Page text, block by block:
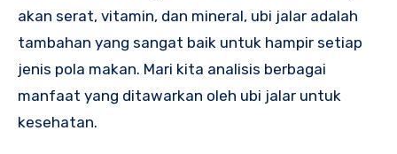
akan serat, vitamin, dan mineral, ubi jalar adalah
tambahan yang sangat baik untuk hampir setiap
jenis pola makan. Mari kita analisis berbagai
manfaat yang ditawarkan oleh ubi jalar untuk
kesehatan.